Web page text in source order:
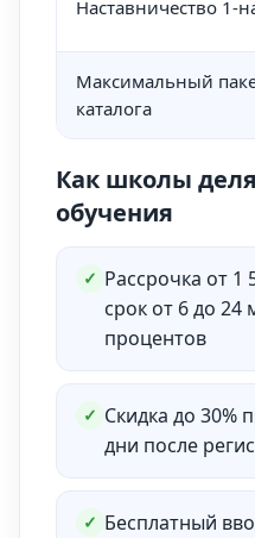
Наставничество 1-
Максимальный
каталога
Как школы
обучения
✓ Рассрочка от 1
срок от 6 до 24
процентов
✓ Скидка до 30%
дни после
✓ Бесплатный